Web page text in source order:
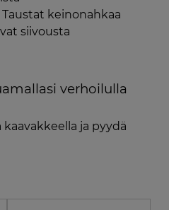
keinonahkaa
siivousta
verhoilulla
ja pyydä